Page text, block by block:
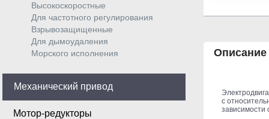
Описание
с
зависимости
Высокоскоростные
Для частотного регулирования
Взрывозащищенные
Для дымоудаления
Морского исполнения
Механический привод
Мотор-редукторы